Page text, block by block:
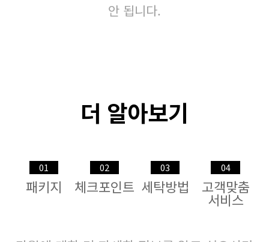
안 됩니다.
더 알아보기
01
패키지
02
체크포인트
03
세탁방법
04
고객맞춤
서비스